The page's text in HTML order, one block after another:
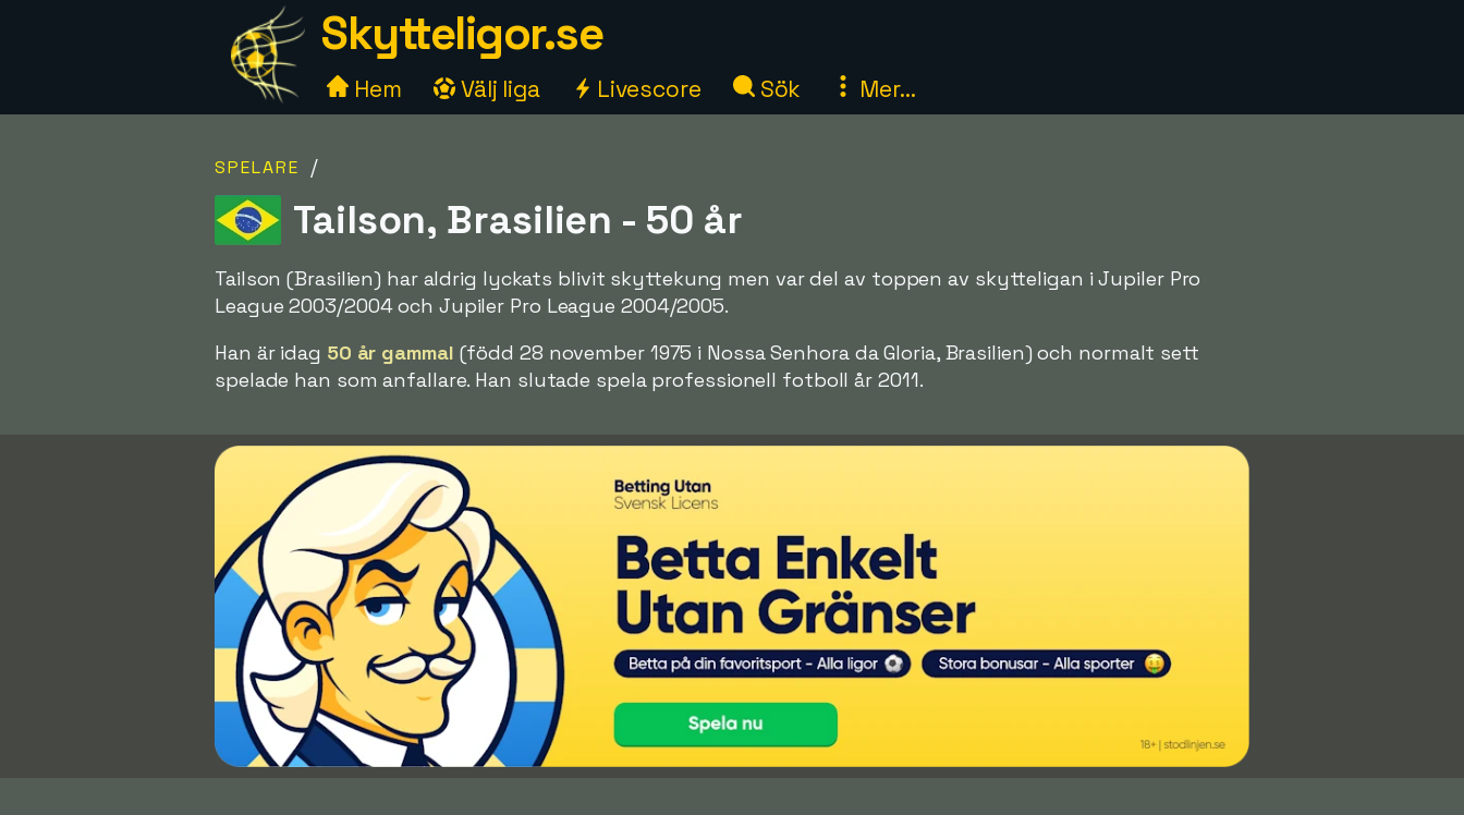
Skytteligor.se
Hem Välj liga Livescore Sök Mer...
SPELARE /
Tailson, Brasilien - 50 år
Tailson (Brasilien) har aldrig lyckats blivit skyttekung men var del av toppen av skytteligan i Jupiler Pro
League 2003/2004 och Jupiler Pro League 2004/2005.
Han är idag 50 år gammal (född 28 november 1975 i Nossa Senhora da Gloria, Brasilien) och normalt sett
spelade han som anfallare. Han slutade spela professionell fotboll år 2011.